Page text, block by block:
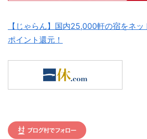
【じゃらん】国内25,000軒の宿をネ
ポイント還元！